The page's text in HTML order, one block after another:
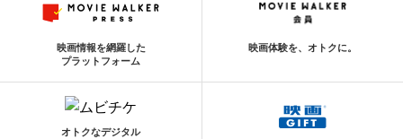
映画情報を網羅した
プラットフォーム
映画体験を、オトクに。
オトクなデジタル